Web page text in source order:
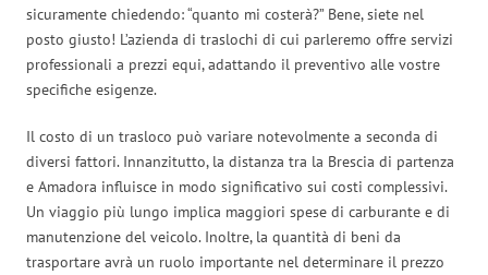
sicuramente chiedendo: “quanto mi costerà?” Bene, siete nel
posto giusto! L’azienda di traslochi di cui parleremo offre servizi
professionali a prezzi equi, adattando il preventivo alle vostre
specifiche esigenze.
Il costo di un trasloco può variare notevolmente a seconda di
diversi fattori. Innanzitutto, la distanza tra la Brescia di partenza
e Amadora influisce in modo significativo sui costi complessivi.
Un viaggio più lungo implica maggiori spese di carburante e di
manutenzione del veicolo. Inoltre, la quantità di beni da
trasportare avrà un ruolo importante nel determinare il prezzo